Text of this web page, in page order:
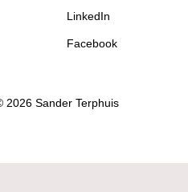
LinkedIn
Facebook
2026 Sander Terphuis